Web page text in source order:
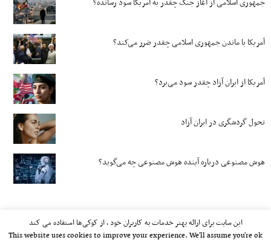
آمریکا با ماندن جمهوری اسلامی چقدر ضرر می‌کند؟
آمریکا از ایران آزاد چقدر سود می‌برد؟
تحول گردشگری در ایران آزاد
هوش مصنوعی درباره آینده هوش مصنوعی چه می‌گوید؟
این سایت برای ارائه بهتر خدمات به کاربران خود ، از کوکی‌ها استفاده می کند
This website uses cookies to improve your experience. We'll assume you're ok